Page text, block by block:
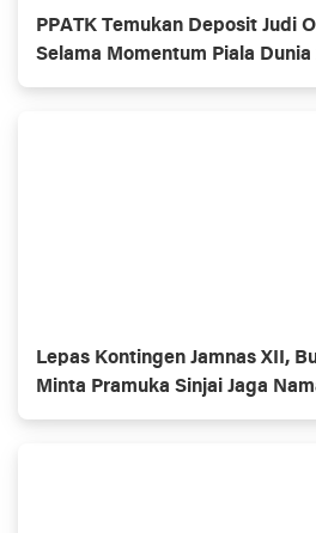
PPATK Temukan Deposit Judi
Selama Momentum Piala Dunia
Lepas Kontingen Jamnas XII,
Minta Pramuka Sinjai Jaga